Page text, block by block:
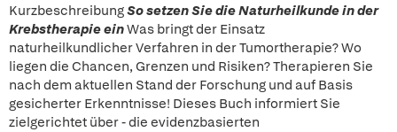
KurzbeschreibungSo setzen Sie die Naturheilkunde in der
Krebstherapie einWas bringt der Einsatz
naturheilkundlicher Verfahren in der Tumortherapie? Wo
liegen die Chancen, Grenzen und Risiken? Therapieren Sie
nach dem aktuellen Stand der Forschung und auf Basis
gesicherter Erkenntnisse! Dieses Buch informiert Sie
zielgerichtet über - die evidenzbasierten